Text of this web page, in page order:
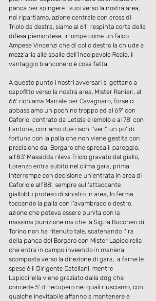
panca per spingere i suoi verso la nostra area,
noi ripartiamo, azione centrale con cross di
Triolo da destra, siamo al 61', respinta corta della
difesa piemontese, irrompe come un falco
Ampese Vincenzi che di collo destro la chiude a
mezz'aria alle spalle dell'incolpevole Reale, il
vantaggio bianconero è cosa fatta.
A questo punto i nostri avversari si gettano a
capofitto verso la nostra area, Mister Ranieri, al
66' richiama Marrale per Cavagnaro, forse ci
abbassiamo un pochino troppo ed al 69' con
Caforio, contrato da Letizia e Iemolo e al 78' con
Fantone, corriamo due rischi "veri", un po' di
fortuna con la palla che non viene gestita con
precisione dal Borgaro che spreca il pareggio,
all'83' Massidda rileva Triolo gravato dal giallo,
Lorenzo entra subito nel clima gara, prima
interrompe con decisione un'entrata in area di
Caforio e all'88', sempre sull'attaccante
gialloblu proteso di sinistro in area, lo ferma
toccando la palla con l'avambraccio destro,
azione che poteva essere punita con la
massima punizione ma che la Sig.ra Buccheri di
Torino non ha ritenuto tale, scatenando l'ira
della panca del Borgaro con Mister Lapiccirella
che entra in campo inveendo in maniera
scomposta verso la direzione di gara,  a farne le
spese è il Dirigente Catellani, mentre
Lapiccirella viene graziato dalla ddg che
concede 5' di recupero nei quali riusciamo, con
qualche inevitabile affanno a mantenere e